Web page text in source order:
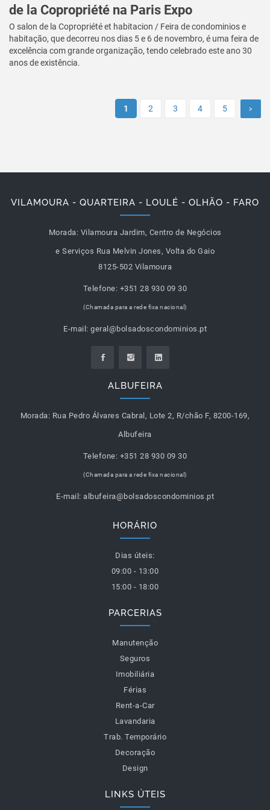
de la Copropriété na Paris Expo
O salon de la Copropriété et habitacion / Feira de condominios e
habitação, que decorreu nos dias 5 e 6 de novembro, é uma feira de
excelência com grande organização, tendo celebrado este ano 30
anos de existência.
1 2 3 4 5 >
VILAMOURA - QUARTEIRA - LOULÉ - OLHÃO - FARO
Morada: Vilamoura Jardim, Centro de Negócios
e Serviços Rua Melvin Jones, Volta do Gaio
8125-502 Vilamoura
Telefone: +351 28 930 09 30
(Chamada para a rede fixa nacional)
E-mail: geral@bolsadoscondominios.pt
ALBUFEIRA
Morada: Rua Pedro Álvares Cabral, Lote 2, R/chão F, 8200-169,
Albufeira
Telefone: +351 28 930 09 30
(Chamada para a rede fixa nacional)
E-mail: albufeira@bolsadoscondominios.pt
HORÁRIO
Dias úteis:
09:00 - 13:00
15:00 - 18:00
PARCERIAS
Manutenção
Seguros
Imobiliária
Férias
Rent-a-Car
Lavandaria
Trab. Temporário
Decoração
Design
LINKS ÚTEIS